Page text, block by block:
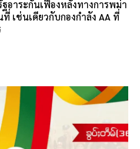
อาระกันเฟื่องหลังทางการพม่า
เช่นเดียวกับกองกำลัง AA ที่